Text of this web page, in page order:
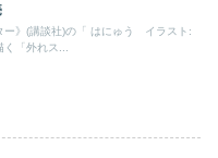
ー》(講談社)の「 はにゅう イラスト:
「外れス...